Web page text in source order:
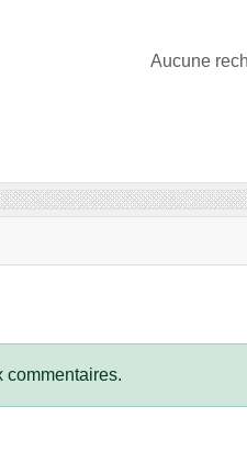
Aucune
commentaires.